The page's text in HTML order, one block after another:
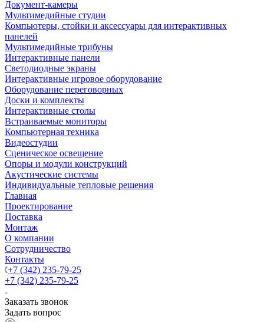
Документ-камеры
Мультимедийные студии
Компьютеры, стойки и аксессуары для интерактивных
панелей
Мультимедийные трибуны
Интерактивные панели
Светодиодные экраны
Интерактивные игровое оборудование
Оборудование переговорных
Доски и комплекты
Интерактивные столы
Встраиваемые мониторы
Компьютерная техника
Видеостудии
Cценическое освещение
Опоры и модули конструкций
Акустические системы
Индивидуальные тепловые решения
Главная
Проектирование
Поставка
Монтаж
О компании
Сотрудничество
Контакты
+7 (342) 235-79-25
+7 (342) 235-79-25
Заказать звонок
Задать вопрос